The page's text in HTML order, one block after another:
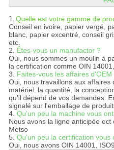
1. Quelle est votre gamme de
Conseil en ivoire, papier vergé,
blanc, papier excentré, conseil
etc.
2. Êtes-vous un manufactor ?
Oui, nous sommes un moulin à
la certification comme OIN
3. Faites-vous les affaires d'OEM
Oui, nous travaillons aux affaires
matériel, la quantité, la
qu'il dépend de vos demandes.
signalé sur l'emballage de
4. Qu'un peu la machine vous
Nous avons la ligne anticipée
Metso
5. Qu'un peu la certification vous
Oui, nous avons OIN 14001,